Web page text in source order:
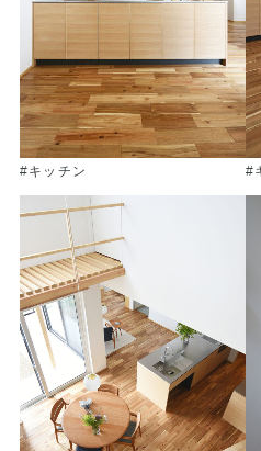
#キッチン #